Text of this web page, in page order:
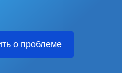
о проблеме